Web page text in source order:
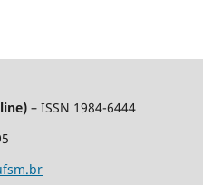
– ISSN 1984-6444